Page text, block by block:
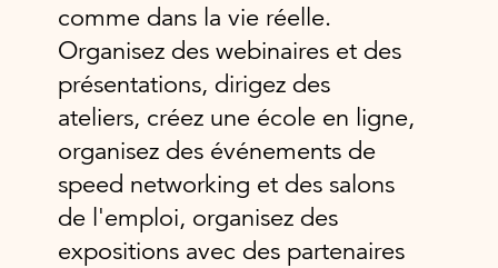
comme dans la vie réelle.
Organisez des webinaires et des
présentations, dirigez des
ateliers, créez une école en ligne,
organisez des événements de
speed networking et des salons
de l'emploi, organisez des
expositions avec des partenaires